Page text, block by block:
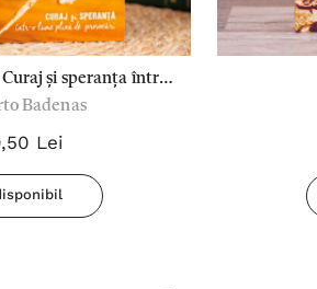
și speranța într-o
- Roberto
Badenas
Lei